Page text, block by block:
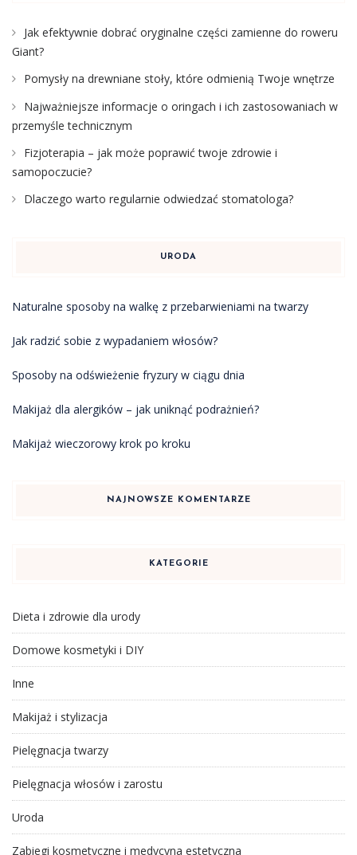
Jak efektywnie dobrać oryginalne części zamienne do roweru
Giant?
Pomysły na drewniane stoły, które odmienią Twoje wnętrze
Najważniejsze informacje o oringach i ich zastosowaniach w
przemyśle technicznym
Fizjoterapia – jak może poprawić twoje zdrowie i
samopoczucie?
Dlaczego warto regularnie odwiedzać stomatologa?
URODA
Naturalne sposoby na walkę z przebarwieniami na twarzy
Jak radzić sobie z wypadaniem włosów?
Sposoby na odświeżenie fryzury w ciągu dnia
Makijaż dla alergików – jak uniknąć podrażnień?
Makijaż wieczorowy krok po kroku
NAJNOWSZE KOMENTARZE
KATEGORIE
Dieta i zdrowie dla urody
Domowe kosmetyki i DIY
Inne
Makijaż i stylizacja
Pielęgnacja twarzy
Pielęgnacja włosów i zarostu
Uroda
Zabiegi kosmetyczne i medycyna estetyczna